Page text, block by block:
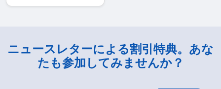
ニュースレターによる割引特典。あな
たも参加してみませんか？